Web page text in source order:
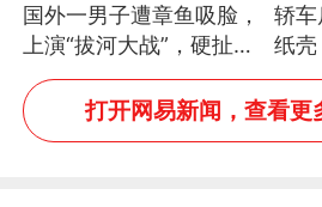
国外一男子遭章鱼吸脸，
上演“拔河大战”，硬扯加
铁棒敲打方才挣脱
轿车
纸壳
险，
免这
打开网易新闻，查看更